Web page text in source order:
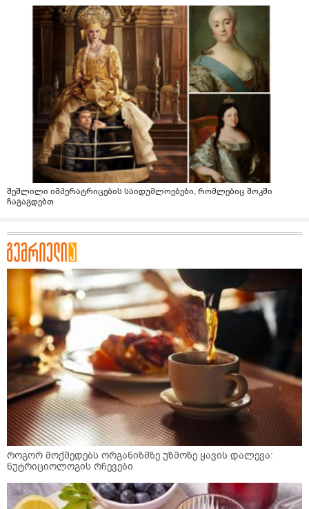
შეშლილი იმპერატრიცების საიდუმლოებები, რომლებიც შოკში
ჩაგაგდებთ
როგორ მოქმედებს ორგანიზმზე უზმოზე ყავის დალევა:
ნუტრიციოლოგის რჩევები